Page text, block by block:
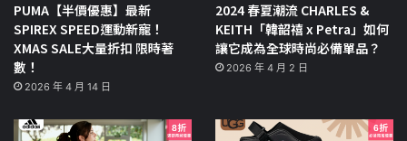
PUMA【半價優惠】最新
SPIREX SPEED運動新寵！
XMAS SALE大量折扣 限時著
數！
2026 年 4 月 14 日
2024 春夏潮流 CHARLES &
KEITH「韓韶禧 x Petra」如何
讓它成為全球時尚必備單品？
2026 年 4 月 2 日